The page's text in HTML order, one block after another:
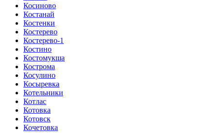
Косиново
Костанай
Костенки
Костерево
Костерево-1
Костино
Костомукша
Кострома
Косулино
Косыревка
Котельники
Котлас
Котовка
Котовск
Кочетовка